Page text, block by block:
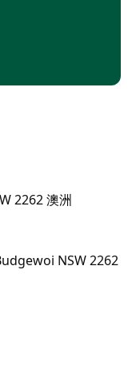
定，部分日期不
2262 澳洲